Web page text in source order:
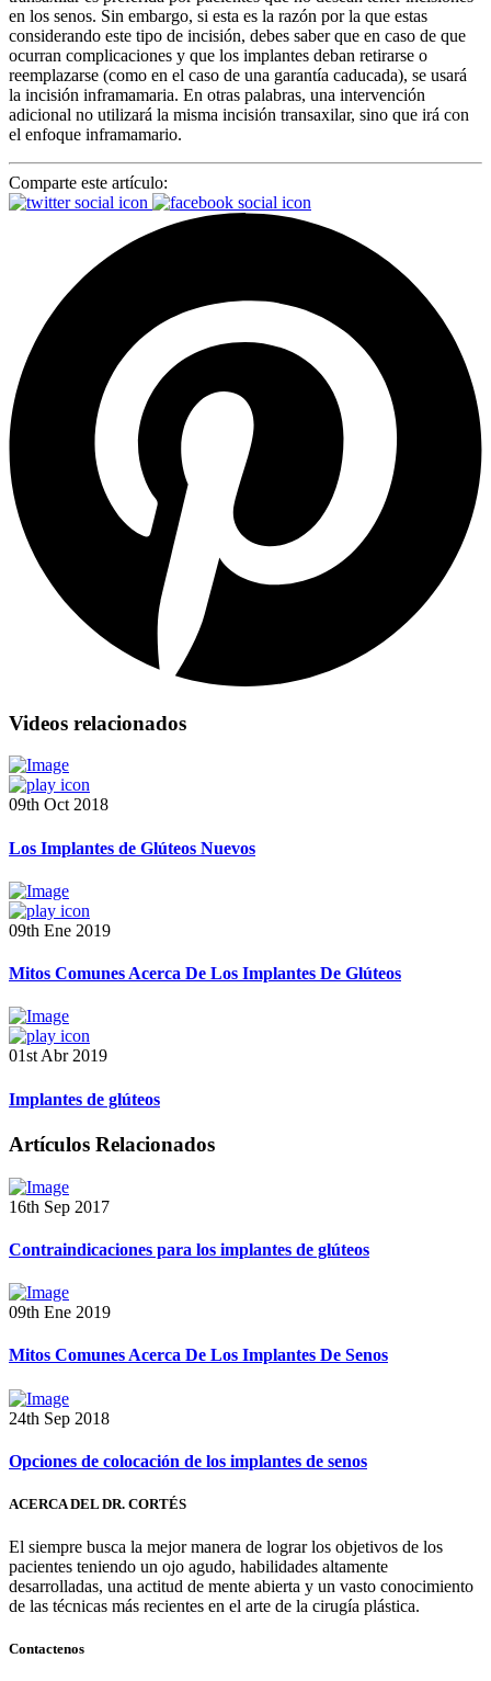
en los senos. Sin embargo, si esta es la razón por la que estas
considerando este tipo de incisión, debes saber que en caso de que
ocurran complicaciones y que los implantes deban retirarse o
reemplazarse (como en el caso de una garantía caducada), se usará
la incisión inframamaria. En otras palabras, una intervención
adicional no utilizará la misma incisión transaxilar, sino que irá con
el enfoque inframamario.
Comparte este artículo:
Videos relacionados
09th Oct 2018
Los Implantes de Glúteos Nuevos
09th Ene 2019
Mitos Comunes Acerca De Los Implantes De Glúteos
01st Abr 2019
Implantes de glúteos
Artículos Relacionados
16th Sep 2017
Contraindicaciones para los implantes de glúteos
09th Ene 2019
Mitos Comunes Acerca De Los Implantes De Senos
24th Sep 2018
Opciones de colocación de los implantes de senos
ACERCA DEL DR. CORTÉS
El siempre busca la mejor manera de lograr los objetivos de los
pacientes teniendo un ojo agudo, habilidades altamente
desarrolladas, una actitud de mente abierta y un vasto conocimiento
de las técnicas más recientes en el arte de la cirugía plástica.
Contactenos